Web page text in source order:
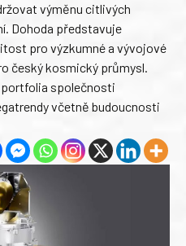
výměnu citlivých
Dohoda představuje
pro výzkumné a vývojové
český kosmický průmysl.
společnosti
včetně budoucnosti